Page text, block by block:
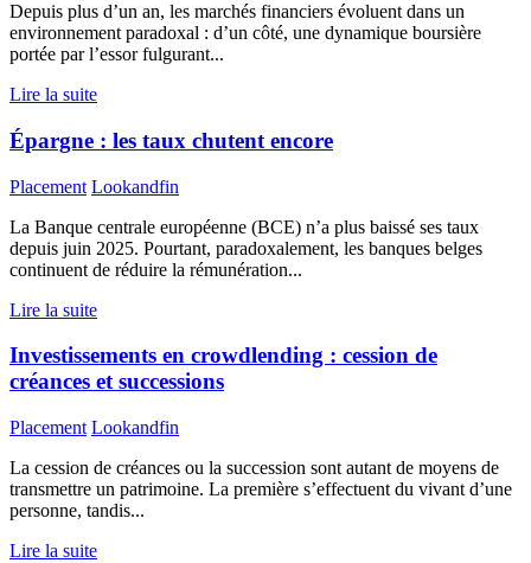
Depuis plus d’un an, les marchés financiers évoluent dans un
environnement paradoxal : d’un côté, une dynamique boursière
portée par l’essor fulgurant...
Lire la suite
Épargne : les taux chutent encore
Placement Lookandfin
La Banque centrale européenne (BCE) n’a plus baissé ses taux
depuis juin 2025. Pourtant, paradoxalement, les banques belges
continuent de réduire la rémunération...
Lire la suite
Investissements en crowdlending : cession de
créances et successions
Placement Lookandfin
La cession de créances ou la succession sont autant de moyens de
transmettre un patrimoine. La première s’effectuent du vivant d’une
personne, tandis...
Lire la suite